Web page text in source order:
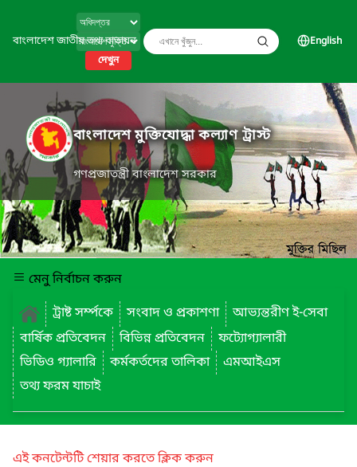
বাংলাদেশ জাতীয় তথ্য বাতায়ন
দেখুন
English
বাংলাদেশ মুক্তিযোদ্ধা কল্যাণ ট্রাস্ট
গণপ্রজাতন্ত্রী বাংলাদেশ সরকার
মেনু নির্বাচন করুন
ট্রাষ্ট সর্ম্পকে
সংবাদ ও প্রকাশণা
আভ্যন্তরীণ ই-সেবা
বার্ষিক প্রতিবেদন
বিভিন্ন প্রতিবেদন
ফট্যোগ্যালারী
ভিডিও গ্যালারি
কর্মকর্তদের তালিকা
এমআইএস
তথ্য ফরম যাচাই
এই কনটেন্টটি শেয়ার করতে ক্লিক করুন